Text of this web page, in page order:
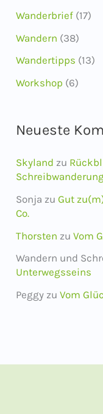
Wanderbrief (17)
Wandern (38)
Wandertipps (13)
Workshop (6)
Neueste
Skyland zu
Sonja zuGut
Co.
Thorsten zuVom
Wandern und
Unterwegsseins
Peggy zuVom